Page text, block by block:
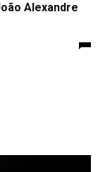
Alexandre